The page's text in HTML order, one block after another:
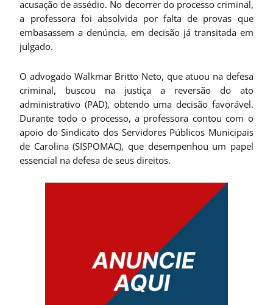
acusação de assédio. No decorrer do processo criminal,
a professora foi absolvida por falta de provas que
embasassem a denúncia, em decisão já transitada em
julgado.
O advogado Walkmar Britto Neto, que atuou na defesa
criminal, buscou na justiça a reversão do ato
administrativo (PAD), obtendo uma decisão favorável.
Durante todo o processo, a professora contou com o
apoio do Sindicato dos Servidores Públicos Municipais
de Carolina (SISPOMAC), que desempenhou um papel
essencial na defesa de seus direitos.